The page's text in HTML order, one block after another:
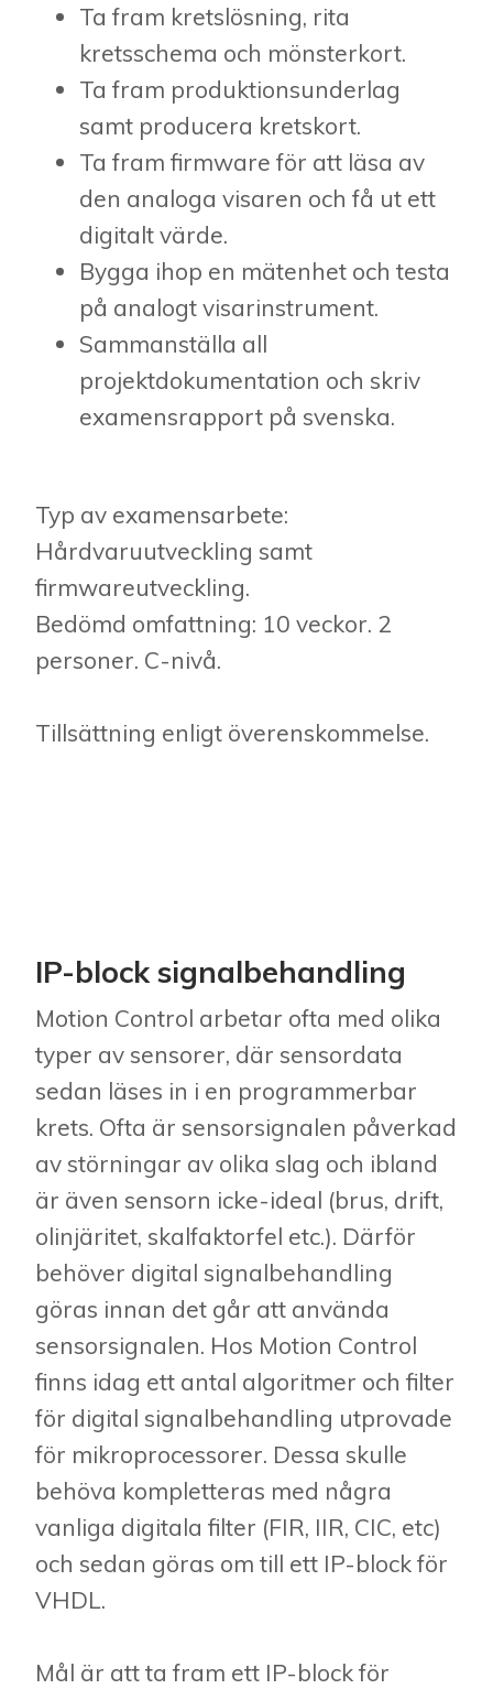
Ta fram kretslösning, rita
kretsschema och mönsterkort.
Ta fram produktionsunderlag
samt producera kretskort.
Ta fram firmware för att läsa av
den analoga visaren och få ut ett
digitalt värde.
Bygga ihop en mätenhet och testa
på analogt visarinstrument.
Sammanställa all
projektdokumentation och skriv
examensrapport på svenska.
Typ av examensarbete:
Hårdvaruutveckling samt
firmwareutveckling.
Bedömd omfattning: 10 veckor. 2
personer. C-nivå.
Tillsättning enligt överenskommelse.
IP-block signalbehandling
Motion Control arbetar ofta med olika
typer av sensorer, där sensordata
sedan läses in i en programmerbar
krets. Ofta är sensorsignalen påverkad
av störningar av olika slag och ibland
är även sensorn icke-ideal (brus, drift,
olinjäritet, skalfaktorfel etc.). Därför
behöver digital signalbehandling
göras innan det går att använda
sensorsignalen. Hos Motion Control
finns idag ett antal algoritmer och filter
för digital signalbehandling utprovade
för mikroprocessorer. Dessa skulle
behöva kompletteras med några
vanliga digitala filter (FIR, IIR, CIC, etc)
och sedan göras om till ett IP-block för
VHDL.
Mål är att ta fram ett IP-block för